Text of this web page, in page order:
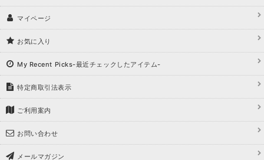
マイページ
お気に入り
My Recent Picks-最近チェックしたアイテム-
特定商取引法表示
ご利用案内
お問い合わせ
メールマガジン